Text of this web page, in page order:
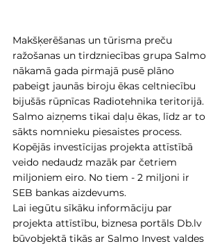
Makšķerēšanas un tūrisma preču
ražošanas un tirdzniecības grupa Salmo
nākamā gada pirmajā pusē plāno
pabeigt jaunās biroju ēkas celtniecību
bijušās rūpnīcas Radiotehnika teritorijā.
Salmo aizņems tikai daļu ēkas, līdz ar to
sākts nomnieku piesaistes process.
Kopējās investīcijas projekta attīstībā
veido nedaudz mazāk par četriem
miljoniem eiro. No tiem - 2 miljoni ir
SEB bankas aizdevums.
Lai iegūtu sīkāku informāciju par
projekta attīstību, biznesa portāls Db.lv
būvobjektā tikās ar Salmo Invest valdes